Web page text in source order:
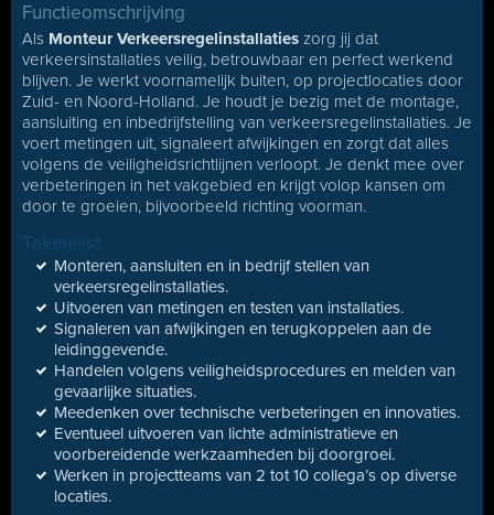
Functieomschrijving
Als Monteur Verkeersregelinstallaties zorg jij dat
verkeersinstallaties veilig, betrouwbaar en perfect werkend
blijven. Je werkt voornamelijk buiten, op projectlocaties door
Zuid- en Noord-Holland. Je houdt je bezig met de montage,
aansluiting en inbedrijfstelling van verkeersregelinstallaties. Je
voert metingen uit, signaleert afwijkingen en zorgt dat alles
volgens de veiligheidsrichtlijnen verloopt. Je denkt mee over
verbeteringen in het vakgebied en krijgt volop kansen om
door te groeien, bijvoorbeeld richting voorman.
Monteren, aansluiten en in bedrijf stellen van
verkeersregelinstallaties.
Uitvoeren van metingen en testen van installaties.
Signaleren van afwijkingen en terugkoppelen aan de
leidinggevende.
Handelen volgens veiligheidsprocedures en melden van
gevaarlijke situaties.
Meedenken over technische verbeteringen en innovaties.
Eventueel uitvoeren van lichte administratieve en
voorbereidende werkzaamheden bij doorgroei.
Werken in projectteams van 2 tot 10 collega’s op diverse
locaties.